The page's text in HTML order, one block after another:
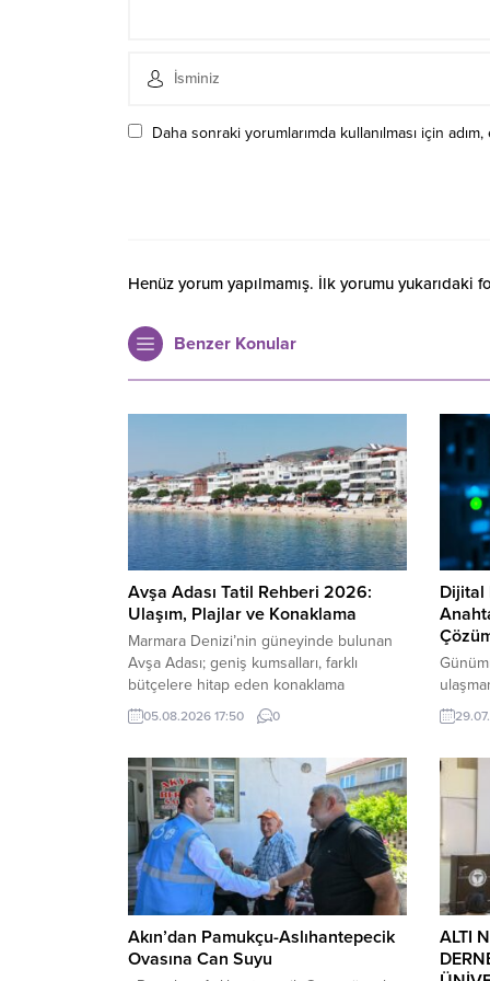
Daha sonraki yorumlarımda kullanılması için
Henüz yorum yapılmamış. İlk yorumu yukarıdaki
Benzer Konular
Avşa Adası Tatil Rehberi 2026:
Ulaşım, Plajlar ve Konaklama
Marmara Denizi’nin güneyinde bulunan
Avşa Adası; geniş kumsalları, farklı
bütçelere hitap eden konaklama
seçenekleri, hareketli gece hayatı ve
ulaşımı kolay koylarıyla Türkiye’nin en
biridir. Avşa Adası Tatil Rehberi 2026
Balıkesir’in Marmara ilçesine bağlı olan
adaya yalnızca deniz yoluyla ulaşılır.
İstanbul, Erdek ve Tekirdağ’dan
düzenlenen...
05.08.2026 17:50 0
Dijital
güçlü
hale
Akın’dan Pamukçu-Aslıhantepecik
Ovasına Can Suyu
ALTI